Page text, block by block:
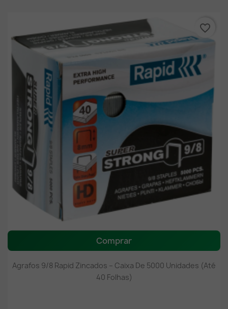
Comprar
Agrafos 9/8 Rapid Zincados – Caixa De 5000 Unidades (Até
40 Folhas)
favorite_border